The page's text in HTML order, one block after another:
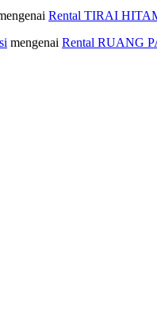
Rental TIRAI
mengenai Rental RUANG